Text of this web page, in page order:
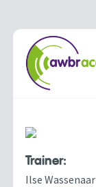
Trainer:
Ilse Wassenaar